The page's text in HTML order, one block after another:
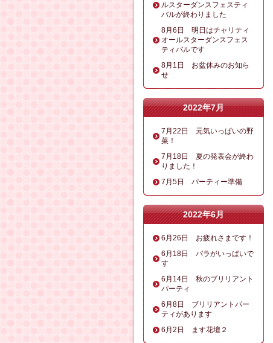
ルスターダンスフェスティ
バルが終わりました
8月6日 明日はチャリティ
オールスターダンスフェス
ティバルです
8月1日 お盆休みのお知ら
せ
2022年7月
7月22日 元気いっぱいの野
菜！
7月18日 夏の発表会が終わ
りました！
7月5日 パーティー準備
2022年6月
6月26日 お疲れさまです！
6月18日 バラがいっぱいで
す
6月14日 秋のブリリアント
パーティ
6月8日 ブリリアントパー
ティがあります
6月2日 ます花壇２